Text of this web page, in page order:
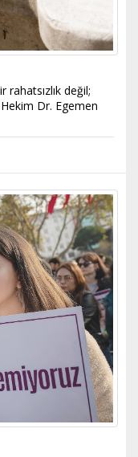
değil;
Dr. Egemen